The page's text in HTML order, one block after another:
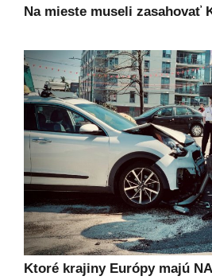
Na mieste museli zasahovať
Ktoré krajiny Európy majú